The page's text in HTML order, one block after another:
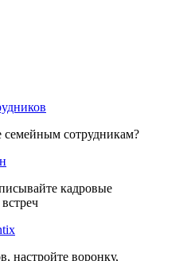
семейным сотрудникам?
кадровые
настройте воронку,